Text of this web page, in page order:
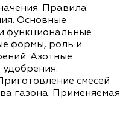
Правила
Основные
функциональные
формы, роль и
Азотные
смесей
газона. Применяемая